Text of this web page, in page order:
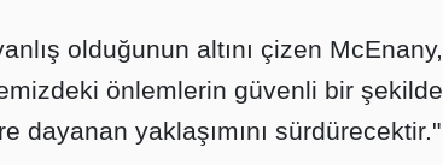
olduğunun altını çizen McEnany,
önlemlerin güvenli bir şekilde
dayanan yaklaşımını sürdürecektir."